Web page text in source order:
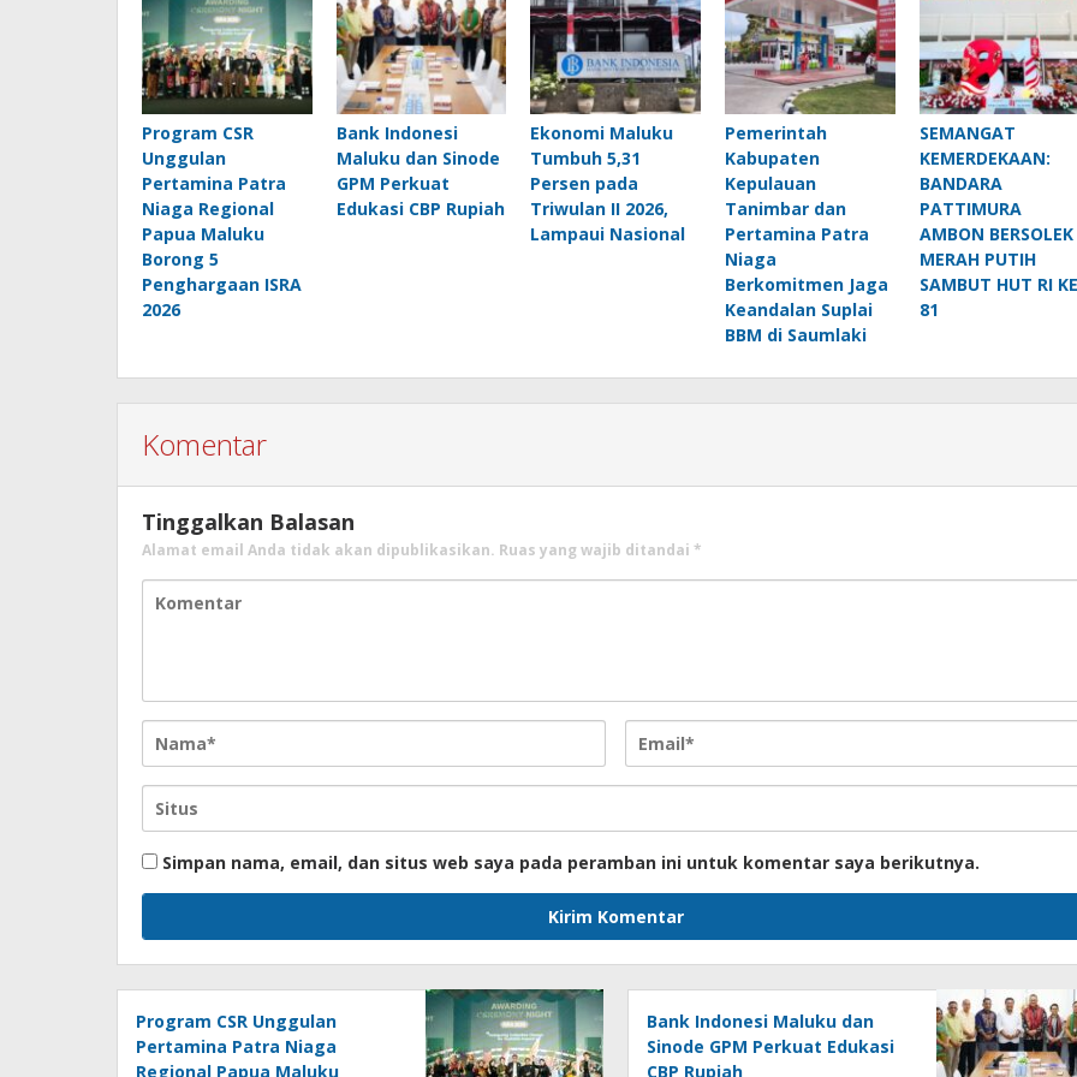
Program CSR
Unggulan
Pertamina Patra
Niaga Regional
Papua Maluku
Borong 5
Penghargaan ISRA
2026
Bank Indonesi
Maluku dan Sinode
GPM Perkuat
Edukasi CBP Rupiah
Ekonomi Maluku
Tumbuh 5,31
Persen pada
Triwulan II 2026,
Lampaui Nasional
Pemerintah
Kabupaten
Kepulauan
Tanimbar dan
Pertamina Patra
Niaga
Berkomitmen Jaga
Keandalan Suplai
BBM di Saumlaki
SEMANGAT
KEMERDEKAAN:
BANDARA
PATTIMURA
AMBON BERSOLEK
MERAH PUTIH
SAMBUT HUT RI
81
Komentar
Tinggalkan Balasan
Alamat email Anda tidak akan dipublikasikan. Ruas yang wajib ditandai *
Simpan nama, email, dan situs web saya pada peramban ini untuk komentar saya berikutnya.
Program CSR Unggulan
Pertamina Patra Niaga
Regional Papua Maluku
Bank Indonesi Maluku dan
Sinode GPM Perkuat Edukasi
CBP Rupiah